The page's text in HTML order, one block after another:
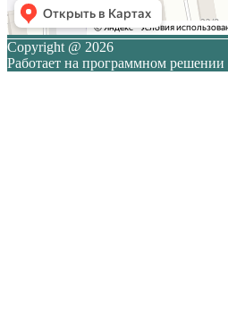
Copyright @ 2026
Работает на программном решении